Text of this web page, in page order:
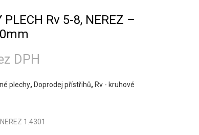
PLECH Rv 5-8, NEREZ –
DPH
plechy, Doprodej přístřihů, Rv - kruhové
1.4301